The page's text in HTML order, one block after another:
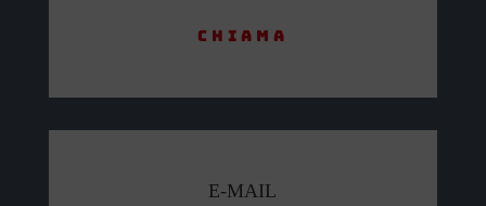
Chiama
E-MAIL